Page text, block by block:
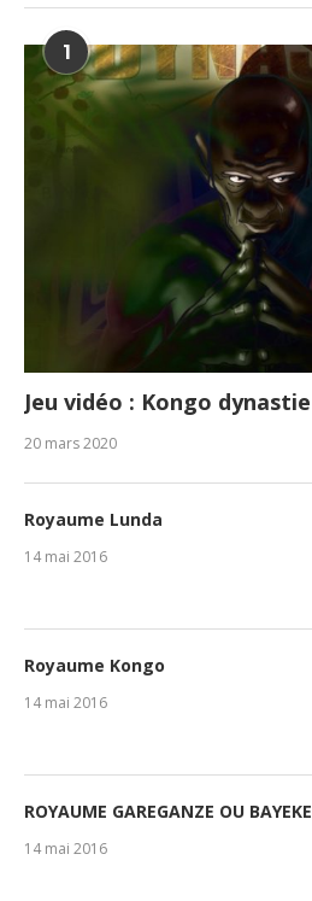
1
Jeu vidéo : Kongo dynastie
20 mars 2020
Royaume Lunda
14 mai 2016
Royaume Kongo
14 mai 2016
ROYAUME GAREGANZE OU BAYEKE
14 mai 2016